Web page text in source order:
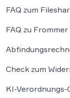
FAQ zum
FAQ zu Frommer
Check zum
KI-Verordnungs-